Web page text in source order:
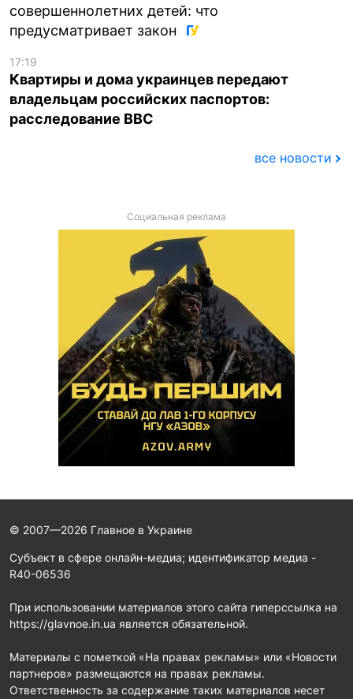
совершеннолетних детей: что
предусматривает закон
17:19
Квартиры и дома украинцев передают
владельцам российских паспортов:
расследование BBC
все новости
Социальная реклама
© 2007—2026 Главное в Украине
Субъект в сфере онлайн-медиа; идентификатор медиа -
R40-06536
При использовании материалов этого сайта гиперссылка на
https://glavnoe.in.ua является обязательной.
Материалы с пометкой «На правах рекламы» или «Новости
партнеров» размещаются на правах рекламы.
Ответственность за содержание таких материалов несет